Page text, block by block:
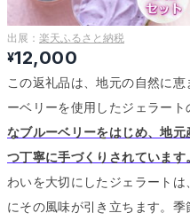
出展： 楽天ふるさと納税
¥12,000
この返礼品は、地元の自然に
ーベリーを使用したジェラート
なブルーベリーをはじめ、地
つ丁寧に手づくりされています
わいを大切にしたジェラート
にその風味が引き立ちます。 季